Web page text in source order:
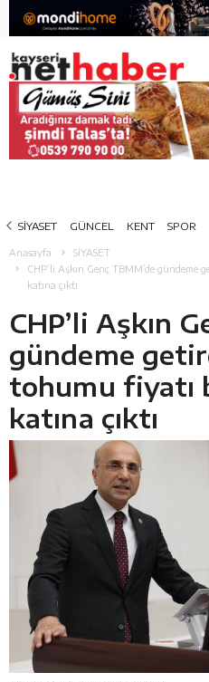
SİYASET GÜNCEL KENT SPOR
Anasayfa
SİYASET
CHP’li Aşkın Genç TBMM’de
katına çıktı
CHP’li Aşkın
gündeme
tohumu fiyatı
katına çıktı